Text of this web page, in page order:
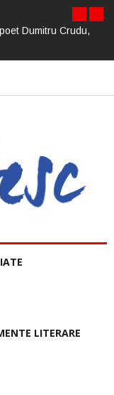
Dumitru Crudu,
LITERARE